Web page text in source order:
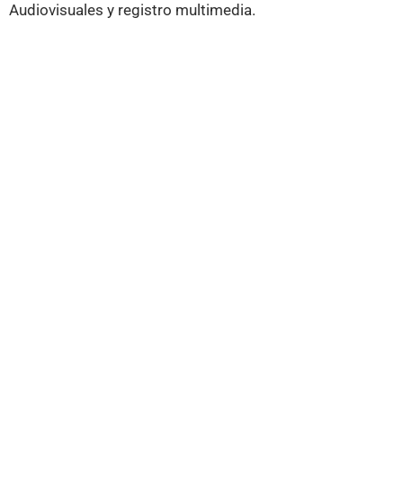
Audiovisuales y registro multimedia.